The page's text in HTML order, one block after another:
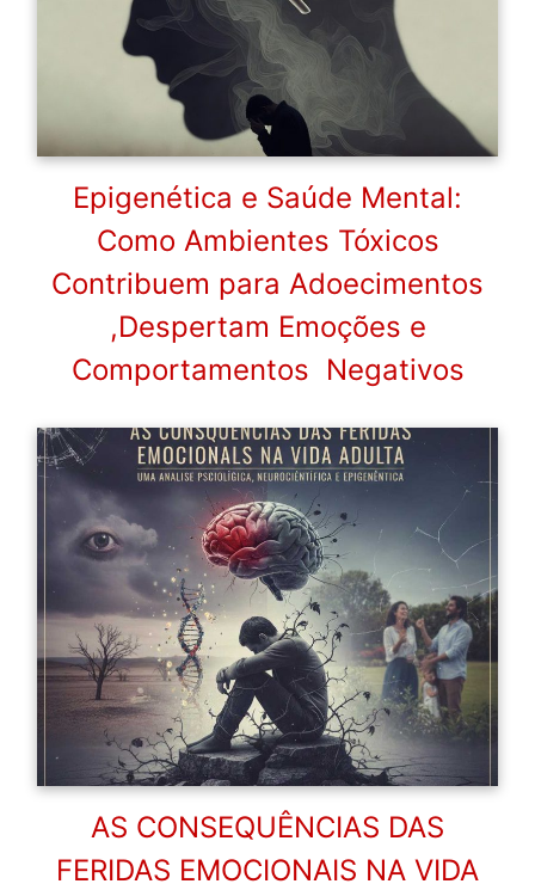
Epigenética e Saúde Mental:
Como Ambientes Tóxicos
Contribuem para Adoecimentos
,Despertam Emoções e
Comportamentos Negativos
AS CONSEQUÊNCIAS DAS
FERIDAS EMOCIONAIS NA VIDA